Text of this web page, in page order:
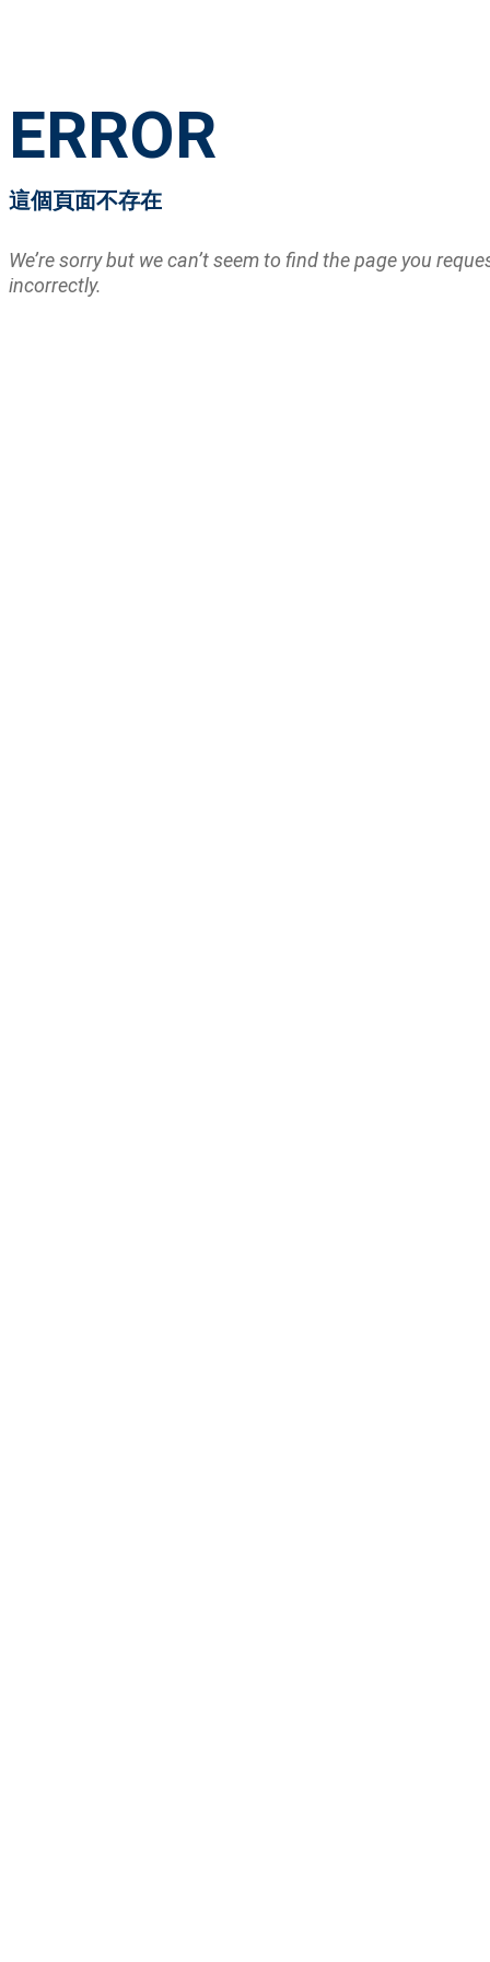
ERROR
這個頁面不存在
We’re sorry but we can’t seem to find the page you
incorrectly.